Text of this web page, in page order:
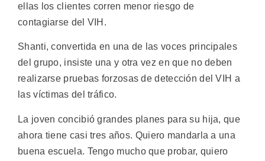
ellas los clientes corren menor riesgo de
contagiarse del VIH.
Shanti, convertida en una de las voces principales
del grupo, insiste una y otra vez en que no deben
realizarse pruebas forzosas de detección del VIH a
las víctimas del tráfico.
La joven concibió grandes planes para su hija, que
ahora tiene casi tres años. Quiero mandarla a una
buena escuela. Tengo mucho que probar, quiero